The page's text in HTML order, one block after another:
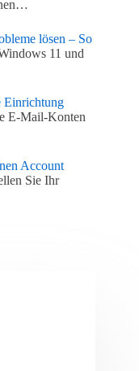
lösen – So
11 und
Einrichtung
E-Mail-Konten
Account
Sie Ihr